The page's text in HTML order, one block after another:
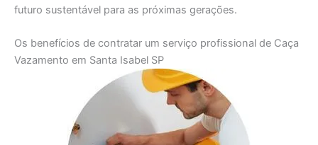
futuro sustentável para as próximas gerações.
Os benefícios de contratar um serviço profissional de Caça
Vazamento em Santa Isabel SP